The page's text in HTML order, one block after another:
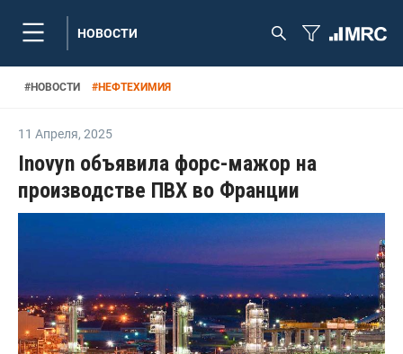
НОВОСТИ
#НОВОСТИ #НЕФТЕХИМИЯ
11 Апреля, 2025
Inovyn объявила форс-мажор на
производстве ПВХ во Франции